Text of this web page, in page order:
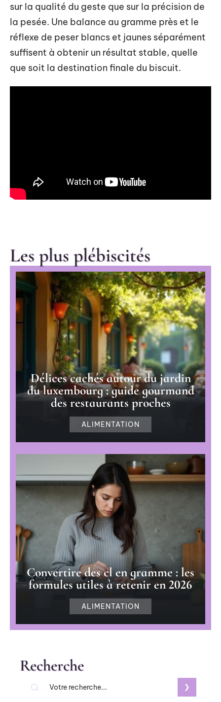
sur la qualité du geste que sur la précision de
la pesée. Une balance au gramme près et le
réflexe de peser blancs et jaunes séparément
suffisent à obtenir un résultat stable, quelle
que soit la destination finale du biscuit.
Les plus plébiscités
Délices cachés autour du jardin
du luxembourg : guide gourmand
des restaurants proches
ALIMENTATION
Convertire des cl en gramme : les
formules utiles à retenir en 2026
ALIMENTATION
Recherche